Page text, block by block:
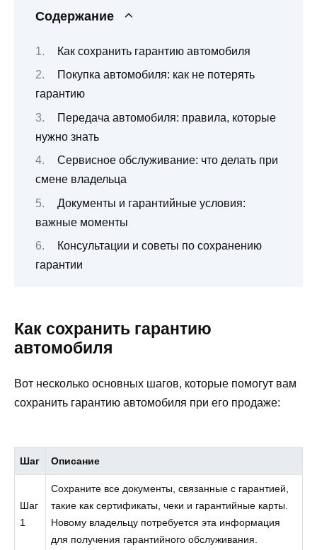
Содержание
Как сохранить гарантию автомобиля
Покупка автомобиля: как не потерять
гарантию
Передача автомобиля: правила, которые
нужно знать
Сервисное обслуживание: что делать при
смене владельца
Документы и гарантийные условия:
важные моменты
Консультации и советы по сохранению
гарантии
Как сохранить гарантию
автомобиля
Вот несколько основных шагов, которые помогут вам
сохранить гарантию автомобиля при его продаже:
Шаг Описание
Шаг
1
Сохраните все документы, связанные с гарантией,
такие как сертификаты, чеки и гарантийные карты.
Новому владельцу потребуется эта информация
для получения гарантийного обслуживания.